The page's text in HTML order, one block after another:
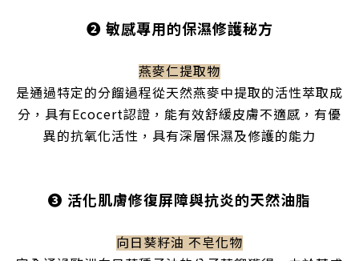
❷ 敏感專用的保濕修護秘方
燕麥仁提取物
是通過特定的分餾過程從天然燕麥中提取的活性萃取成
分，具有Ecocert認證，能有效舒緩皮膚不適感，有優
異的抗氧化活性，具有深層保濕及修護的能力
❸ 活化肌膚修復屏障與抗炎的天然油脂
向日葵籽油 不皂化物